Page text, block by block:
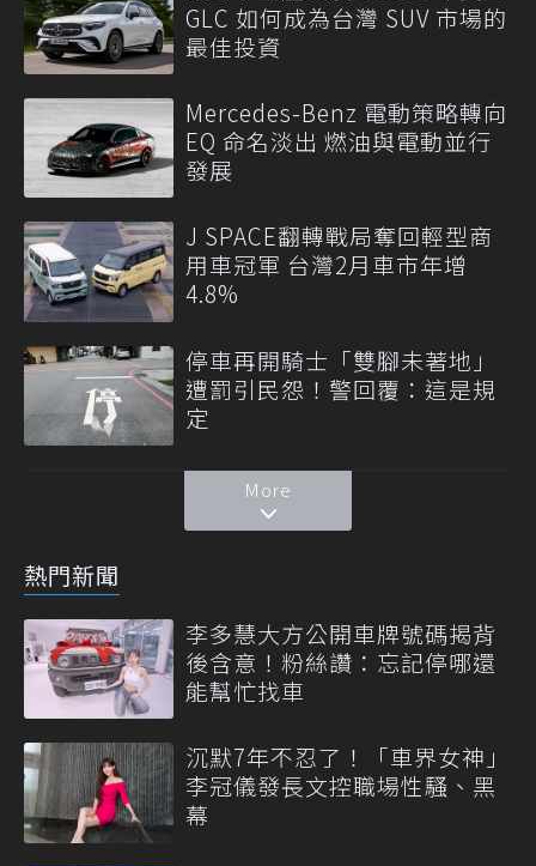
GLC 如何成為台灣 SUV 市場的
最佳投資
Mercedes-Benz 電動策略轉向
EQ 命名淡出 燃油與電動並行
發展
J SPACE翻轉戰局奪回輕型商
用車冠軍 台灣2月車市年增
4.8%
停車再開騎士「雙腳未著地」
遭罰引民怨！警回覆：這是規
定
More
熱門新聞
李多慧大方公開車牌號碼揭背
後含意！粉絲讚：忘記停哪還
能幫忙找車
沉默7年不忍了！「車界女神」
李冠儀發長文控職場性騷、黑
幕